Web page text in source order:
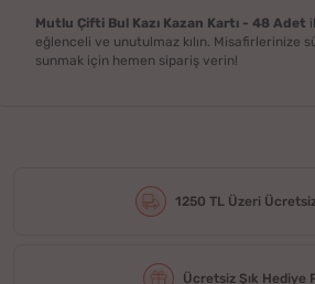
Mutlu Çifti Bul Kazı Kazan Kartı - 48 Adet
eğlenceli ve unutulmaz kılın. Misafirlerinize
sunmak için hemen sipariş verin!
1250 TL Üzeri
Ücretsiz Şık Hediye